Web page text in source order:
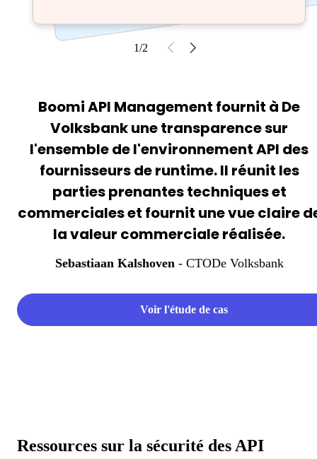
1/2
Boomi API Management fournit à De
Volksbank une transparence sur
l'ensemble de l'environnement API des
fournisseurs de runtime. Il réunit les
parties prenantes techniques et
commerciales et fournit une vue claire
la valeur commerciale réalisée.
Sebastiaan Kalshoven - CTODe Volksbank
Voir l'étude de cas
Ressources sur la sécurité des API